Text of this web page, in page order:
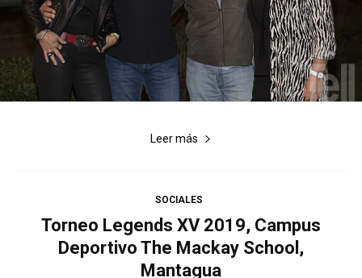
Leer más
SOCIALES
Torneo Legends XV 2019, Campus
Deportivo The Mackay School,
Mantagua